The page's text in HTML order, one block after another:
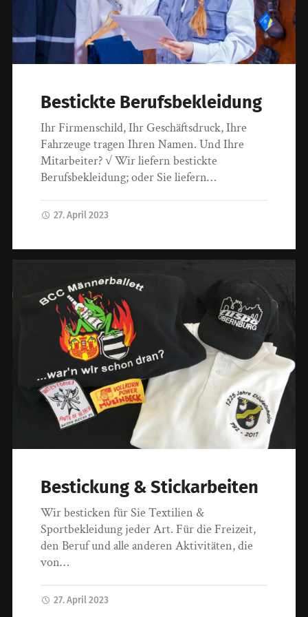
Bestickte Berufsbekleidung
Ihr Firmenschild, Ihr Geschäftsdruck, Ihre
Fahrzeuge tragen Ihren Namen. Und Ihre
Mitarbeiter? √ Wir liefern bestickte
Berufsbekleidung; oder Sie liefern…
27. April 2023
Bestickung & Stickarbeiten
Wir besticken für Sie Textilien &
Sportbekleidung jeder Art. Für die Freizeit,
den Beruf und alle anderen Aktivitäten, die
von…
27. April 2023